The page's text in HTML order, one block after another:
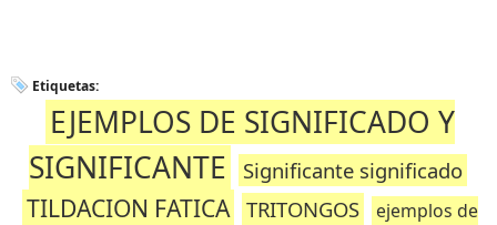
Etiquetas:
EJEMPLOS DE SIGNIFICADO Y
SIGNIFICANTE
Significante significado
TILDACION FATICA TRITONGOS
ejemplos de